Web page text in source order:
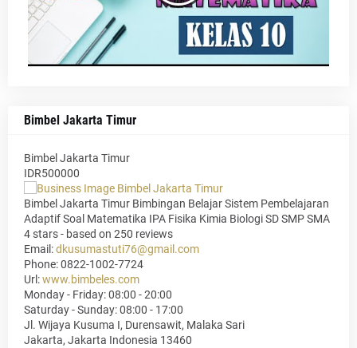
Bimbel Jakarta Timur
Bimbel Jakarta Timur
IDR500000
Bimbel Jakarta Timur Bimbingan Belajar Sistem Pembelajaran
Adaptif Soal Matematika IPA Fisika Kimia Biologi SD SMP SMA
4 stars - based on 250 reviews
Email:dkusumastuti76@gmail.com
Phone:0822-1002-7724
Url:www.bimbeles.com
Monday - Friday: 08:00 - 20:00
Saturday - Sunday: 08:00 - 17:00
Jl. Wijaya Kusuma I, Durensawit, Malaka Sari
Jakarta, Jakarta Indonesia 13460